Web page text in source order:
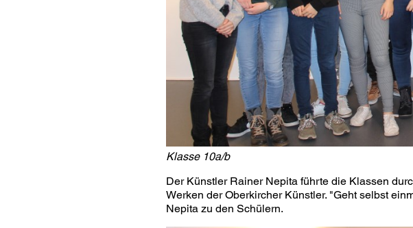
Klasse 10a/b
Der Künstler Rainer Nepita führte die Klassen
Werken der Oberkircher Künstler. "Geht selbst
Nepita zu den Schülern.